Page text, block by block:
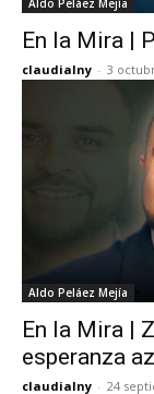
Aldo Peláez Mejía
En la Mira |
claudialny - 3
Aldo Peláez Mejía
En la Mira |
esperanza
claudialny - 24